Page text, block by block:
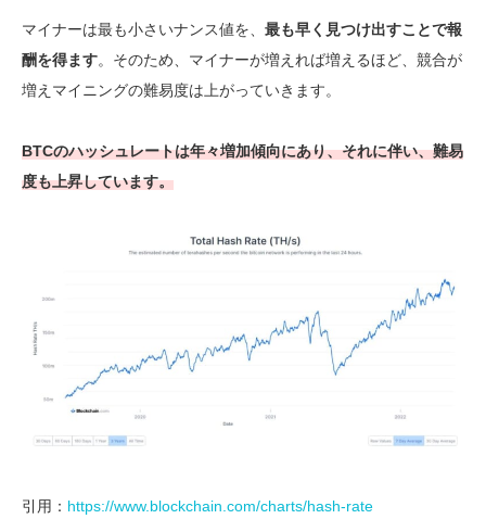
マイナーは最も小さいナンス値を、 最も早く見つけ出すことで報
酬を得ます。そのため、マイナーが増えれば増えるほど、競合が
増えマイニングの難易度は上がっていきます。
BTCのハッシュレートは年々増加傾向にあり、それに伴い、難易
度も上昇しています。
引用： https://www.blockchain.com/charts/hash-rate